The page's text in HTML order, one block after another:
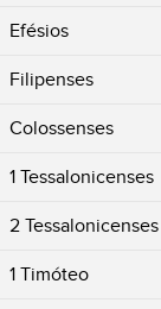
Efésios
Filipenses
Colossenses
1 Tessalonicenses
2 Tessalonicenses
1 Timóteo